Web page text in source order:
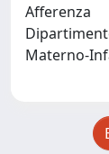
Afferenza
Materno-